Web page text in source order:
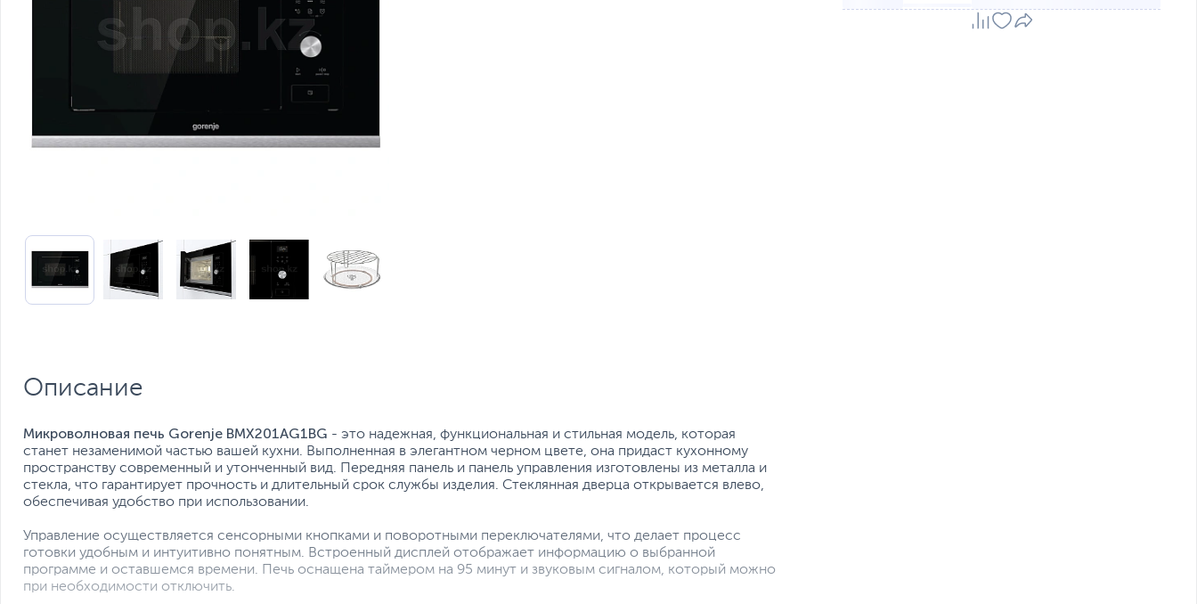
Описание
Микроволновая печь Gorenje BMX201AG1BG - это надежная, функциональная и стильная модель, которая
станет незаменимой частью вашей кухни. Выполненная в элегантном черном цвете, она придаст кухонному
пространству современный и утонченный вид. Передняя панель и панель управления изготовлены из металла и
стекла, что гарантирует прочность и длительный срок службы изделия. Стеклянная дверца открывается влево,
обеспечивая удобство при использовании.
Управление осуществляется сенсорными кнопками и поворотными переключателями, что делает процесс
готовки удобным и интуитивно понятным. Встроенный дисплей отображает информацию о выбранной
программе и оставшемся времени. Печь оснащена таймером на 95 минут и звуковым сигналом, который можно
при необходимости отключить.